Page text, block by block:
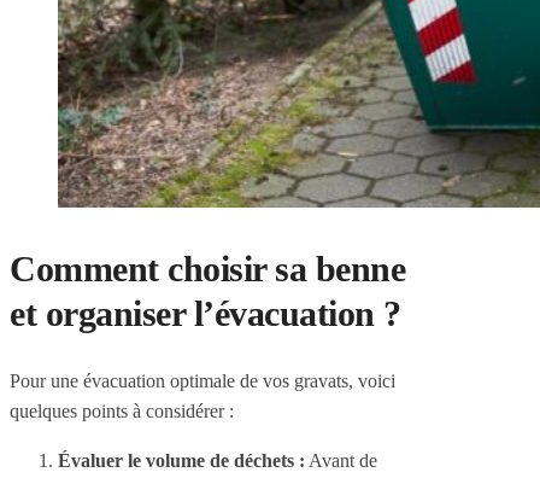
Comment choisir sa benne
et organiser l’évacuation ?
Pour une évacuation optimale de vos gravats, voici
quelques points à considérer :
Évaluer le volume de déchets : Avant de